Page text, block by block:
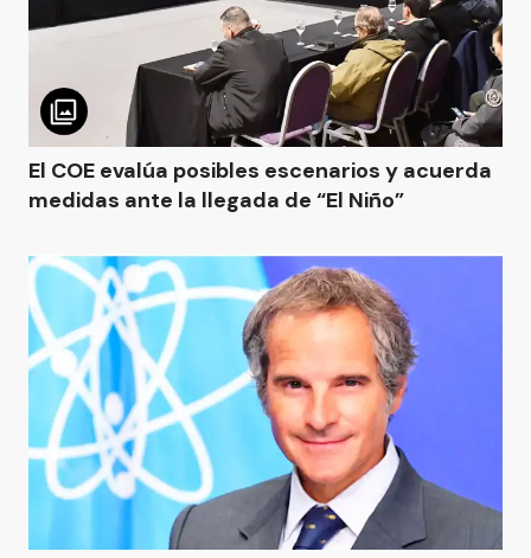
El COE evalúa posibles escenarios y acuerda
medidas ante la llegada de “El Niño”